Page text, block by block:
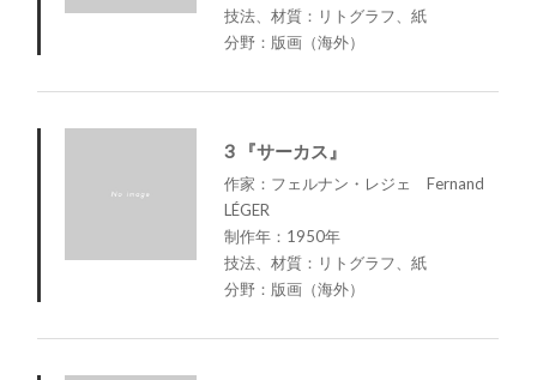
技法、材質：リトグラフ、紙
分野：版画（海外）
3 『サーカス』
作家：フェルナン・レジェ Fernand
LÉGER
制作年：1950年
技法、材質：リトグラフ、紙
分野：版画（海外）